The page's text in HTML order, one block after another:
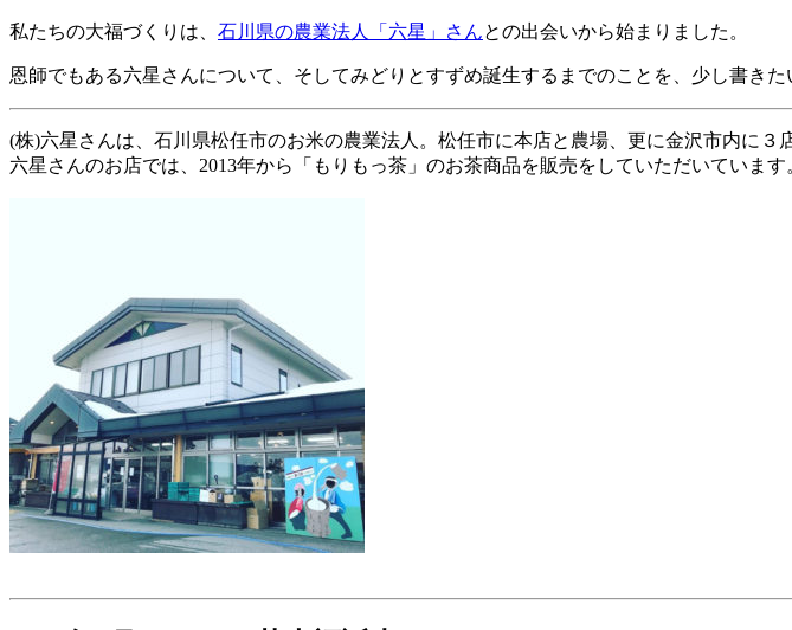
私たちの大福づくりは、 石川県の農業法人「六星」さんとの出会いから始まりました。
恩師でもある六星さんについて、そしてみどりとすずめ誕生するまでのことを、少し書きた
(株)六星さんは、石川県松任市のお米の農業法人。松任市に本店と農場、更に金沢市内に３
六星さんのお店では、2013年から「もりもっ茶」のお茶商品を販売をしていただいています